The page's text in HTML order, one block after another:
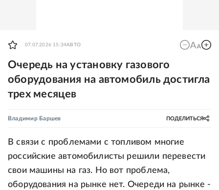
07.07.2026 15:34АВТО
Очередь на установку газового
оборудования на автомобиль достигла
трех месяцев
Владимир Баршев ПОДЕЛИТЬСЯ
В связи с проблемами с топливом многие
российские автомобилисты решили перевести
свои машины на газ. Но вот проблема,
оборудования на рынке нет. Очереди на рынке -